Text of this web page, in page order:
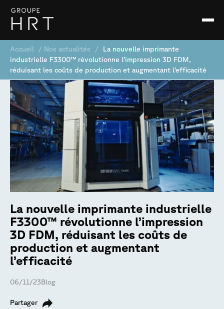
Accueil / Nos actualités /
La nouvelle imprimante
industrielle F3300™ révolutionne l’impression 3D FDM,
réduisant les coûts de production et augmentant l’efficacité
La nouvelle imprimante industrielle
F3300™ révolutionne l’impression
3D FDM, réduisant les coûts de
production et augmentant
l’efficacité
06/11/23Blog
Partager